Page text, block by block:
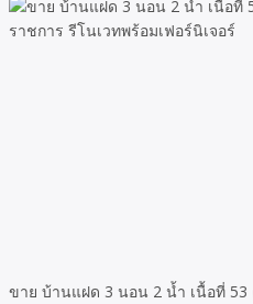
ขาย บ้านแฝด 3 นอน 2 น้ำ เนื้อที่